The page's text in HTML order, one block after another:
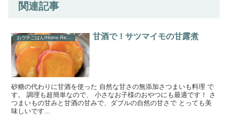
関連記事
おウチごはん/Home Recipe 甘酒で！サツマイモの甘露煮
砂糖の代わりに甘酒を使った 自然な甘さの無添加さつまいも料理 で
す。 調理も超簡単なので、 小さなお子様のおやつにも最適です！ さ
つまいもの甘みと甘酒の甘みで、ダブルの自然の甘さで とっても美
味しいです...